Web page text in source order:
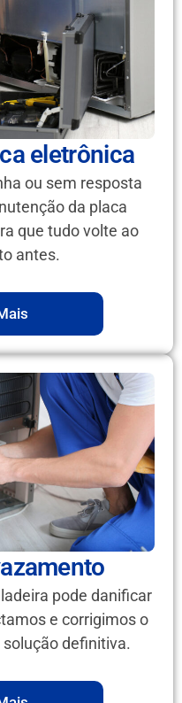
eletrônica
ou sem resposta
da placa
que tudo volte ao
antes.
pode danificar
e corrigimos o
definitiva.